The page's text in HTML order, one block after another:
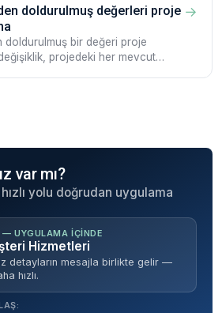
doldurulmuş değerleri proje
doldurulmuş bir değeri proje
projedeki her mevcut
→
var mı?
yolu doğrudan uygulama
— UYGULAMA IÇINDE
Hizmetleri
detayların mesajla birlikte gelir —
hızlı.